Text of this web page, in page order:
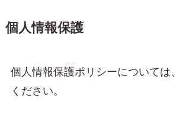
個人情報保護
個人情報保護ポリシーについては、
ください。